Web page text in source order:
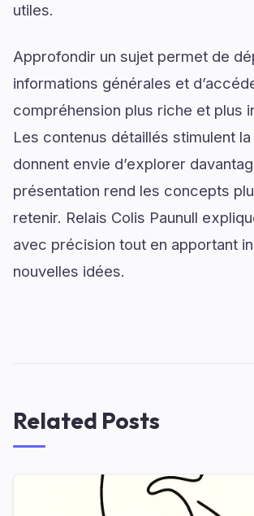
utiles.
Approfondir un sujet permet de
informations générales et
compréhension plus riche et plus
Les contenus détaillés stimulent
donnent envie d’explorer
présentation rend les concepts
retenir. Relais Colis Paunull
avec précision tout en apportant
nouvelles idées.
Related Posts